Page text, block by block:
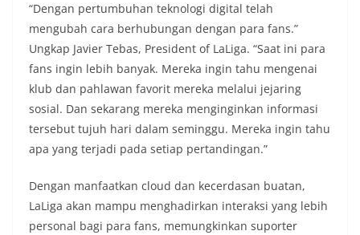
“Dengan pertumbuhan teknologi digital telah
mengubah cara berhubungan dengan para fans.”
Ungkap Javier Tebas, President of LaLiga. “Saat ini para
fans ingin lebih banyak. Mereka ingin tahu mengenai
klub dan pahlawan favorit mereka melalui jejaring
sosial. Dan sekarang mereka menginginkan informasi
tersebut tujuh hari dalam seminggu. Mereka ingin tahu
apa yang terjadi pada setiap pertandingan.”
Dengan manfaatkan cloud dan kecerdasan buatan,
LaLiga akan mampu menghadirkan interaksi yang lebih
personal bagi para fans, memungkinkan suporter